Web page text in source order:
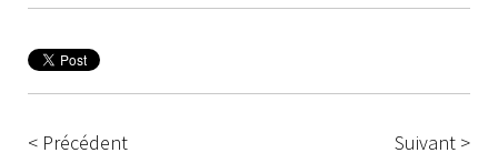
< Précédent
Suivant >